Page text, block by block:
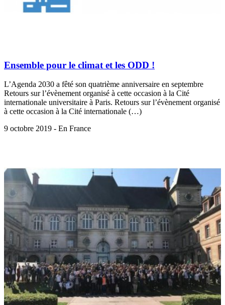
Ensemble pour le climat et les ODD !
L’Agenda 2030 a fêté son quatrième anniversaire en septembre
Retours sur l’évènement organisé à cette occasion à la Cité
internationale universitaire à Paris. Retours sur l’évènement organisé
à cette occasion à la Cité internationale (…)
9 octobre 2019 - En France